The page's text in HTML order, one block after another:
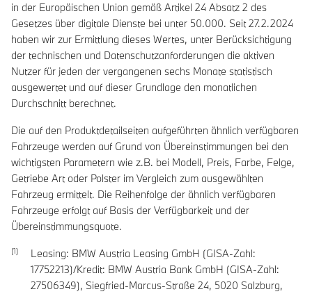
in der Europäischen Union gemäß Artikel 24 Absatz 2 des
Gesetzes über digitale Dienste bei unter 50.000. Seit 27.2.2024
haben wir zur Ermittlung dieses Wertes, unter Berücksichtigung
der technischen und Datenschutzanforderungen die aktiven
Nutzer für jeden der vergangenen sechs Monate statistisch
ausgewertet und auf dieser Grundlage den monatlichen
Durchschnitt berechnet.
Die auf den Produktdetailseiten aufgeführten ähnlich verfügbaren
Fahrzeuge werden auf Grund von Übereinstimmungen bei den
wichtigsten Parametern wie z.B. bei Modell, Preis, Farbe, Felge,
Getriebe Art oder Polster im Vergleich zum ausgewählten
Fahrzeug ermittelt. Die Reihenfolge der ähnlich verfügbaren
Fahrzeuge erfolgt auf Basis der Verfügbarkeit und der
Übereinstimmungsquote.
Leasing: BMW Austria Leasing GmbH (GISA-Zahl:
17752213)/Kredit: BMW Austria Bank GmbH (GISA-Zahl:
27506349), Siegfried-Marcus-Straße 24, 5020 Salzburg,